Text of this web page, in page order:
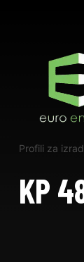
Profili za
KP